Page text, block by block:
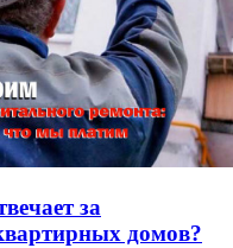
за
домов?